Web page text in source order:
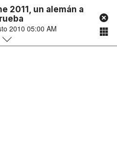
2011, un alemán a
2010 05:00 AM